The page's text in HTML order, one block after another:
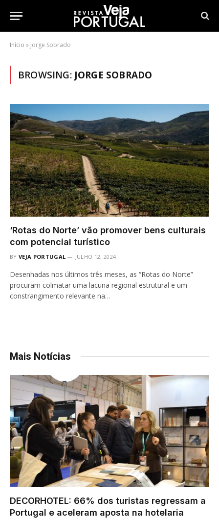
Início » Jorge Sobrado
BROWSING: JORGE SOBRADO
‘Rotas do Norte’ vão promover bens culturais
com potencial turístico
BY VEJA PORTUGAL JULHO 12, 2024
Desenhadas nos últimos três meses, as “Rotas do Norte”
procuram colmatar uma lacuna regional estrutural e um
constrangimento relevante na…
Mais Notícias
DECORHOTEL: 66% dos turistas regressam a
Portugal e aceleram aposta na hotelaria